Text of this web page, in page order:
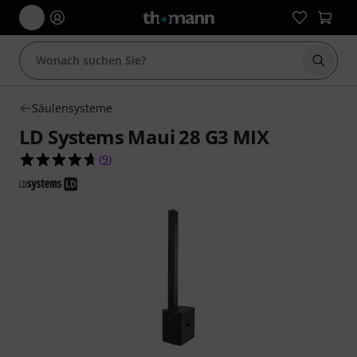
Suche
Säulensysteme
LD Systems Maui 28 G3 MIX
4.7 von 5 Sternen aus 9 Kundenbewertungen
(9)